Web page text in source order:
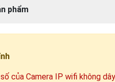
phẩm
của Camera IP wifi không